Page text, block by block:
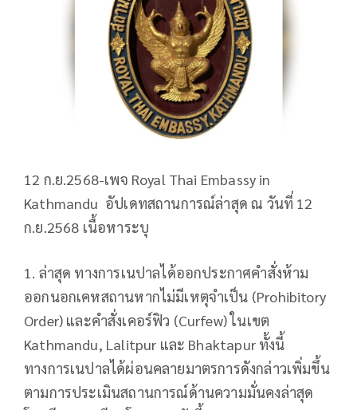
12 ก.ย.2568-เพจ Royal Thai Embassy in
Kathmandu อัปเดทสถานการณ์ล่าสุด ณ วันที่ 12
ก.ย.2568 เนื้อหาระบุ
1. ล่าสุด ทางการเนปาลได้ออกประกาศคำสั่งห้าม
ออกนอกเคหสถานหากไม่มีเหตุจำเป็น (Prohibitory
Order) และคำสั่งเคอร์ฟิว (Curfew) ในเขต
Kathmandu, Lalitpur และ Bhaktapur ทั้งนี้
ทางการเนปาลได้ผ่อนคลายมาตรการดังกล่าวเพิ่มขึ้น
ตามการประเมินสถานการณ์ด้านความมั่นคงล่าสุด